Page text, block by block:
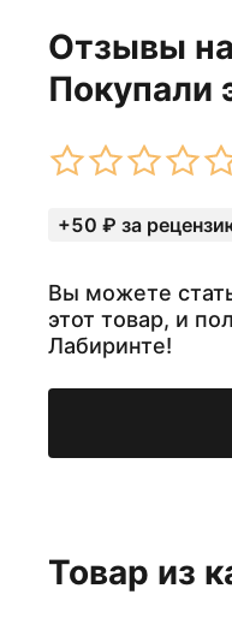
Отзывы
Покупали
+50 ₽ за
Вы можете
этот товар, и
Лабиринте!
Товар из